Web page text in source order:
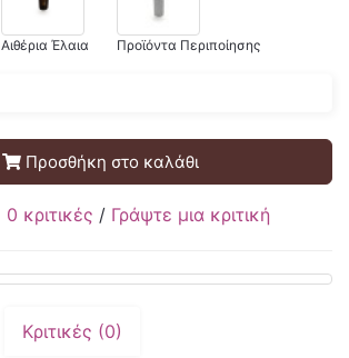
Αιθέρια Έλαια Προϊόντα Περιποίησης
Προσθήκη στο καλάθι
0 κριτικές / Γράψτε μια κριτική
Κριτικές (0)